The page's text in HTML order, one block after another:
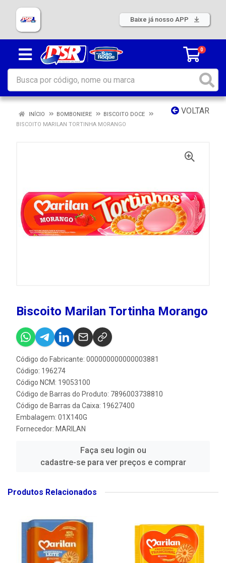
Baixe já nosso APP
0
VOLTAR
INÍCIO BOMBONIERE
BISCOITO DOCE
BISCOITO MARILAN TORTINHA MORANGO
Biscoito Marilan Tortinha Morango
Código do Fabricante: 000000000000003881
Código: 196274
Código NCM: 19053100
Código de Barras do Produto: 7896003738810
Código de Barras da Caixa: 19627400
Embalagem: 01X140G
Fornecedor: MARILAN
Faça seu login ou
cadastre-se para ver preços e comprar
Produtos Relacionados